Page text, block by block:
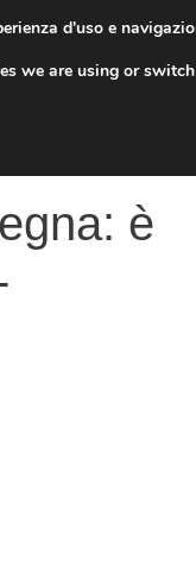
è
d'uso e
we are using or